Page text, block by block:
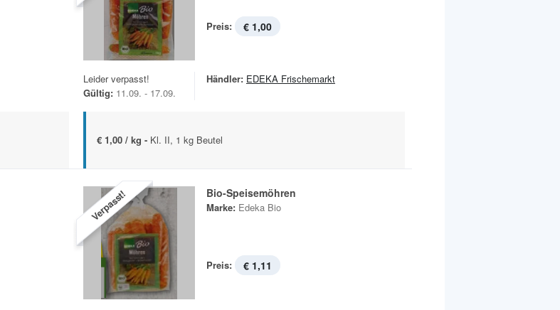
Preis: € 1,00
Leider verpasst!
Gültig: 11.09. - 17.09.
Händler: EDEKA Frischemarkt
€ 1,00 / kg - Kl. II, 1 kg Beutel
Verpasst! Bio-Speisemöhren
Marke: Edeka Bio
Preis: € 1,11